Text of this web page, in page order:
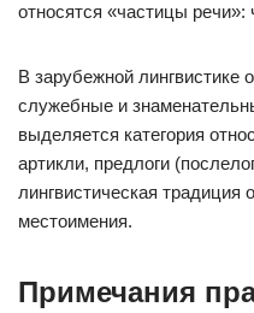
относятся «частицы
В зарубежной лингвистике
служебные и
выделяется категория
артикли, предлоги
лингвистическая
местоимения.
Примечания